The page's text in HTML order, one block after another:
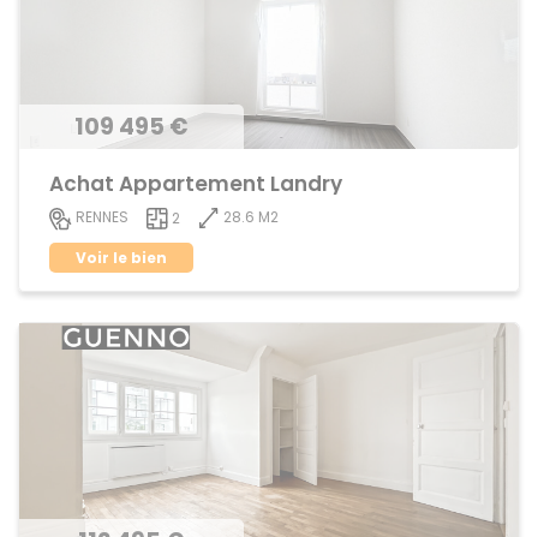
109 495 €
Achat Appartement Landry
RENNES 2
28.6 M2
Voir le bien